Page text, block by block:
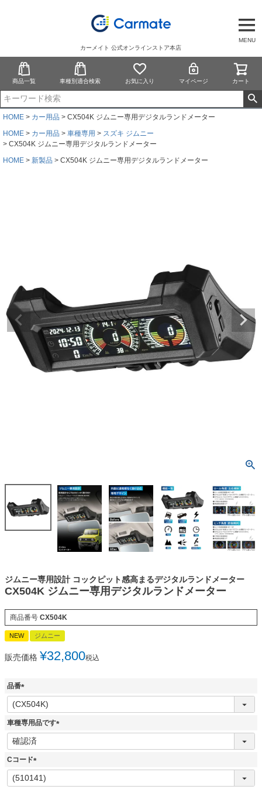
MENU
カーメイト 公式オンラインストア本店
商品一覧 車種別適合検索 お気に入り マイページ カート
HOME カー用品
CX504K ジムニー専用デジタルランドメーター
HOME
カー用品 車種専用
スズキ ジムニー
CX504K ジムニー専用デジタルランドメーター
HOME
新製品 CX504K ジムニー専用デジタルランドメーター
ジムニー専用設計 コックピット感高まるデジタルランドメーター
CX504K ジムニー専用デジタルランドメーター
商品番号 CX504K
NEW ジムニー
販売価格 ¥32,800税込
品番
(
必
須
車種専用品です
(
Cコード
(
必